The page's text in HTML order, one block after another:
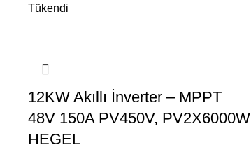
Tükendi
12KW Akıllı İnverter – MPPT
48V 150A PV450V, PV2X6000W
HEGEL